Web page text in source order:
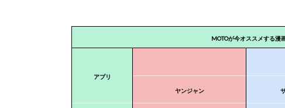
MOTOが今オススメする漫
アプリ
ヤンジャン